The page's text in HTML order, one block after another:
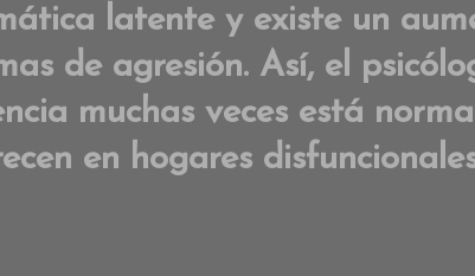
latente y existe un
de agresión. Así, el
muchas veces está
en hogares